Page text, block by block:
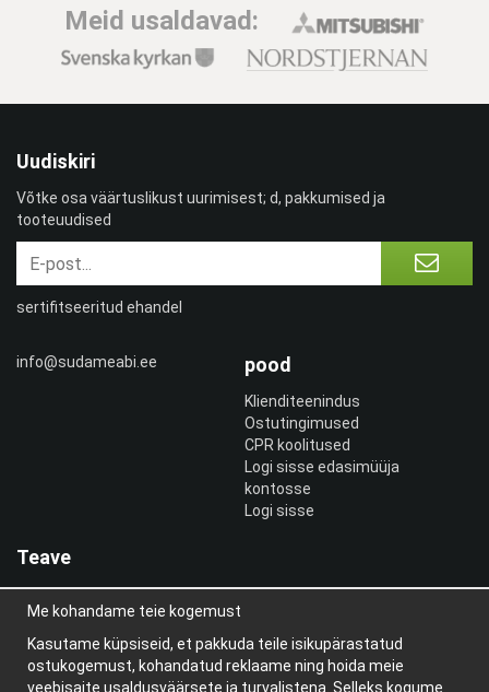
Meid usaldavad:
info@sudameabi.ee pood
Klienditeenindus
Ostutingimused
CPR koolitused
Logi sisse edasimüüja
kontosse
Logi sisse
Teave
Meist
uudiskiri
Teave küpsiste kohta
Blogi
Uudiskiri
Võtke osa väärtuslikust uurimisest; d, pakkumised ja
tooteuudised
sertifitseeritud ehandel
Me kohandame teie kogemust
Kasutame küpsiseid, et pakkuda teile isikupärastatud
ostukogemust, kohandatud reklaame ning hoida meie
veebisaite usaldusväärsete ja turvalistena. Selleks kogume